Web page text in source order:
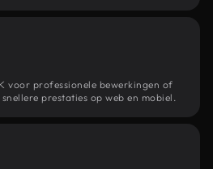
voor professionele bewerkingen of
prestaties op web en mobiel.